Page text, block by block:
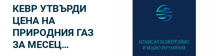
КЕВР УТВЪРДИ
ЦЕНА НА
ПРИРОДНИЯ ГАЗ
ЗА МЕСЕЦ